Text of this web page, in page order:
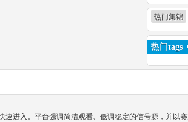
【高清回
热门集锦
热门tags
进入。平台强调简洁观看、低调稳定的信号源，并以